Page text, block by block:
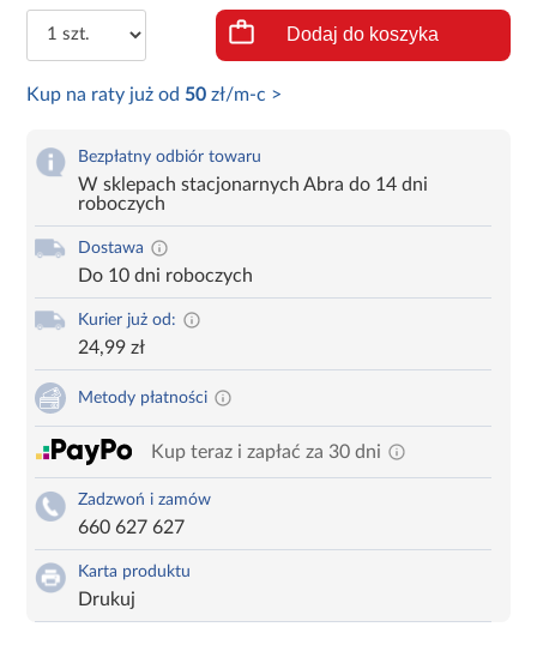
Dodaj do koszyka
Kup na raty już od 50 zł/m-c >
Bezpłatny odbiór towaru
W sklepach stacjonarnych Abra do 14 dni
roboczych
Dostawa
Do 10 dni roboczych
Kurier już od:
24,99 zł
Metody płatności
Kup teraz i zapłać za 30 dni
Zadzwoń i zamów
660 627 627
Karta produktu
Drukuj